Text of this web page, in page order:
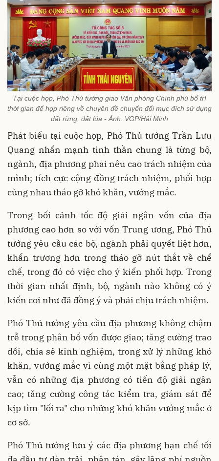
Tại cuộc họp, Phó Thủ tướng giao Văn phòng Chính phủ bố trí
thời gian để họp riêng về chuyên đề chuyển đổi mục đích sử dụng
đất rừng, đất lúa - Ảnh: VGP/Hải Minh
Phát biểu tại cuộc họp, Phó Thủ tướng Trần Lưu
Quang nhấn mạnh tinh thần chung là từng bộ,
ngành, địa phương phải nêu cao trách nhiệm của
mình; tích cực cộng đồng trách nhiệm, phối hợp
cùng nhau tháo gỡ khó khăn, vướng mắc.
Trong bối cảnh tốc độ giải ngân vốn của địa
phương cao hơn so với vốn Trung ương, Phó Thủ
tướng yêu cầu các bộ, ngành phải quyết liệt hơn,
khẩn trương hơn trong tháo gỡ nút thắt về chể
chế, trong đó có việc cho ý kiến phối hợp. Trong
thời gian nhất định, bộ, ngành nào không có ý
kiến coi như đã đồng ý và phải chịu trách nhiệm.
Phó Thủ tướng yêu cầu địa phương không chậm
trễ trong phân bổ vốn được giao; tăng cường trao
đổi, chia sẻ kinh nghiệm, trong xử lý những khó
khăn, vướng mắc vì cùng một mặt bằng pháp lý,
vẫn có những địa phương có tiến độ giải ngân
cao; tăng cường công tác kiểm tra, giám sát để
kịp tìm "lối ra" cho những khó khăn vướng mắc ở
cơ sở.
Phó Thủ tướng lưu ý các địa phương hạn chế tối